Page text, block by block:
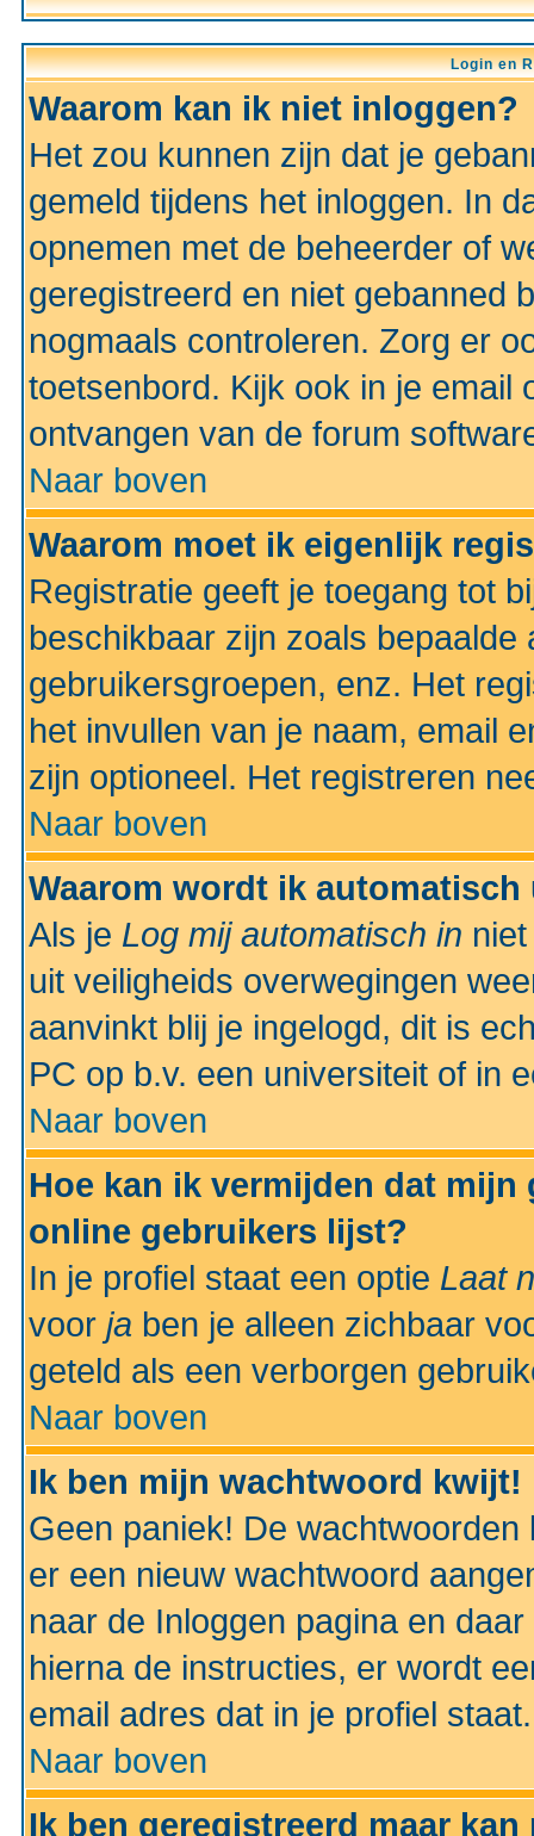
Login en
Waarom kan ik niet inloggen?
Het zou kunnen zijn dat je
gemeld tijdens het inloggen. In
opnemen met de beheerder of
geregistreerd en niet gebanned
nogmaals controleren. Zorg er
toetsenbord. Kijk ook in je email
ontvangen van de forum
Naar boven
Waarom moet ik eigenlijk
Registratie geeft je toegang tot
beschikbaar zijn zoals
gebruikersgroepen, enz. Het
het invullen van je naam, email
zijn optioneel. Het registreren
Naar boven
Waarom wordt ik
Als je Log mij automatisch in
uit veiligheids overwegingen
aanvinkt blij je ingelogd, dit is
PC op b.v. een universiteit of in
Naar boven
Hoe kan ik vermijden dat
online gebruikers lijst?
In je profiel staat een optie Laat
voor ja ben je alleen zichbaar
geteld als een verborgen
Naar boven
Ik ben mijn wachtwoord kwijt!
Geen paniek! De
er een nieuw wachtwoord
naar de Inloggen pagina en
hierna de instructies, er wordt
email adres dat in je profiel staat.
Naar boven
Ik ben geregistreerd maar